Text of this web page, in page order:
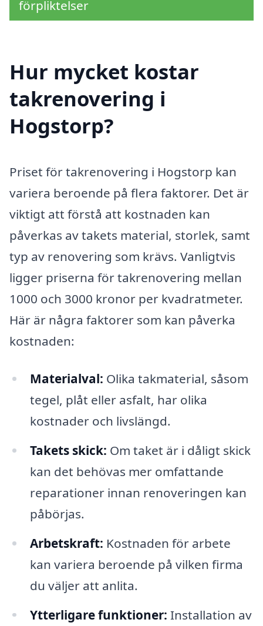
förpliktelser
Hur mycket kostar
takrenovering i
Hogstorp?
Priset för takrenovering i Hogstorp kan
variera beroende på flera faktorer. Det är
viktigt att förstå att kostnaden kan
påverkas av takets material, storlek, samt
typ av renovering som krävs. Vanligtvis
ligger priserna för takrenovering mellan
1000 och 3000 kronor per kvadratmeter.
Här är några faktorer som kan påverka
kostnaden:
Materialval: Olika takmaterial, såsom
tegel, plåt eller asfalt, har olika
kostnader och livslängd.
Takets skick: Om taket är i dåligt skick
kan det behövas mer omfattande
reparationer innan renoveringen kan
påbörjas.
Arbetskraft: Kostnaden för arbete
kan variera beroende på vilken firma
du väljer att anlita.
Ytterligare funktioner: Installation av